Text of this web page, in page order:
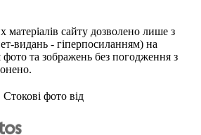
матеріалів сайту дозволено лише з
видань - гіперпосиланням) на
та зображень без погодження з
Стокові фото від